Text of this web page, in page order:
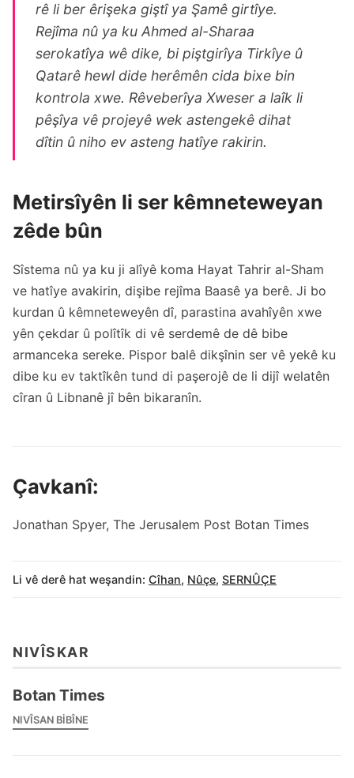
rê li ber êrişeka giştî ya Şamê girtîye.
Rejîma nû ya ku Ahmed al-Sharaa
serokatîya wê dike, bi piştgirîya Tirkîye û
Qatarê hewl dide herêmên cida bixe bin
kontrola xwe. Rêveberîya Xweser a laîk li
pêşîya vê projeyê wek astengekê dihat
dîtin û niho ev asteng hatîye rakirin.
Metirsîyên li ser kêmneteweyan
zêde bûn
Sîstema nû ya ku ji alîyê koma Hayat Tahrir al-Sham
ve hatîye avakirin, dişibe rejîma Baasê ya berê. Ji bo
kurdan û kêmneteweyên dî, parastina avahîyên xwe
yên çekdar û polîtîk di vê serdemê de dê bibe
armanceka sereke. Pispor balê dikşînin ser vê yekê ku
dibe ku ev taktîkên tund di paşerojê de li dijî welatên
cîran û Libnanê jî bên bikaranîn.
Çavkanî:
Jonathan Spyer, The Jerusalem Post Botan Times
Li vê derê hat weşandin: Cîhan, Nûçe, SERNÛÇE
NIVÎSKAR
Botan Times
NIVÎSAN BIBÎNE